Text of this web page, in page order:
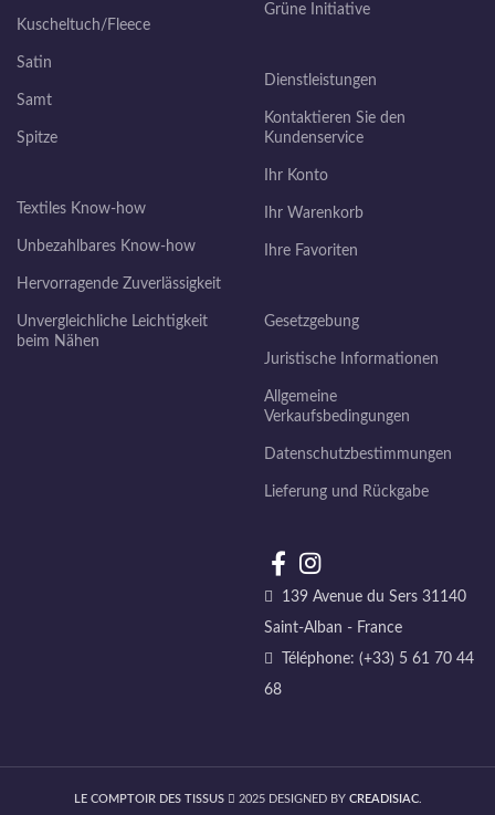
Kuscheltuch/Fleece
Satin
Samt
Spitze
Textiles Know-how
Unbezahlbares Know-how
Hervorragende Zuverlässigkeit
Unvergleichliche Leichtigkeit
beim Nähen
Grüne Initiative
Dienstleistungen
Kontaktieren Sie den
Kundenservice
Ihr Konto
Ihr Warenkorb
Ihre Favoriten
Gesetzgebung
Juristische Informationen
Allgemeine
Verkaufsbedingungen
Datenschutzbestimmungen
Lieferung und Rückgabe
139 Avenue du Sers 31140
Saint-Alban - France
Téléphone: (+33) 5 61 70 44
68
LE COMPTOIR DES TISSUS 2025 DESIGNED BY CREADISIAC.